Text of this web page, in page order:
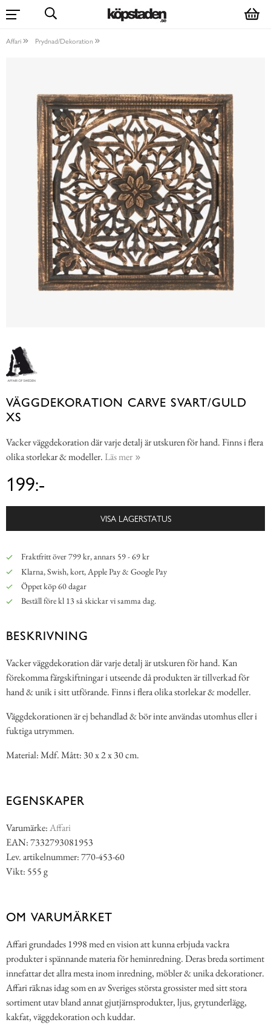
Affari Prydnad/Dekoration
VÄGGDEKORATION CARVE SVART/GULD
XS
Vacker väggdekoration där varje detalj är utskuren för hand. Finns i flera
olika storlekar & modeller. Läs mer
199:-
VISA LAGERSTATUS
Fraktfritt över 799 kr, annars 59 - 69 kr
Klarna, Swish, kort, Apple Pay & Google Pay
Öppet köp 60 dagar
Beställ före kl 13 så skickar vi samma dag.
BESKRIVNING
Vacker väggdekoration där varje detalj är utskuren för hand. Kan
förekomma färgskiftningar i utseende då produkten är tillverkad för
hand & unik i sitt utförande. Finns i flera olika storlekar & modeller.
Väggdekorationen är ej behandlad & bör inte användas utomhus eller i
fuktiga utrymmen.
Material: Mdf. Mått: 30 x 2 x 30 cm.
EGENSKAPER
Varumärke:Affari
EAN: 7332793081953
Lev. artikelnummer: 770-453-60
Vikt: 555 g
OM VARUMÄRKET
Affari grundades 1998 med en vision att kunna erbjuda vackra
produkter i spännande materia för heminredning. Deras breda sortiment
innefattar det allra mesta inom inredning, möbler & unika dekorationer.
Affari räknas idag som en av Sveriges största grossister med sitt stora
sortiment utav bland annat gjutjärnsprodukter, ljus, grytunderlägg,
kakfat, väggdekoration och kuddar.